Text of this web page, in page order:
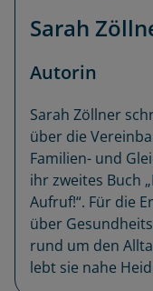
Sarah
Autorin
Sarah Zöllner
über die
Familien- und
ihr zweites Buch
Aufruf!“. Für die
über
rund um den
lebt sie nahe